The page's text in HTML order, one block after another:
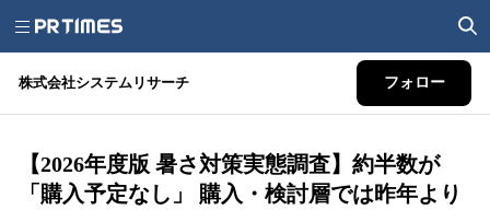
株式会社システムリサーチ フォロー
【2026年度版 暑さ対策実態調査】約半数が
「購入予定なし」 購入・検討層では昨年より